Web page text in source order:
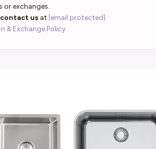
or exchanges.
us at [email protected]
& Exchange Policy